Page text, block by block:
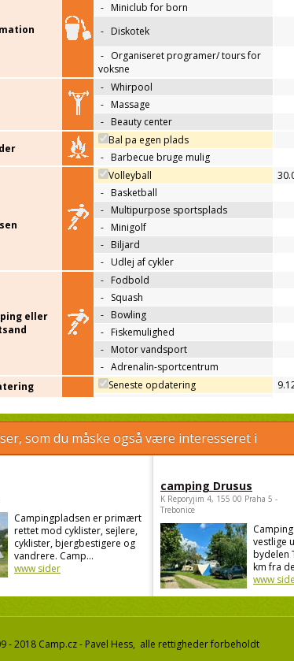
- Miniclub for born
- Diskotek
- Organiseret programer/ tours for
voksne
- Whirpool
- Massage
- Beauty center
Bal pa egen plads
- Barbecue bruge mulig
Volleyball
- Basketball
- Multipurpose sportsplads
- Minigolf
- Biljard
- Udlej af cykler
eller
- Fodbold
- Squash
- Bowling
- Fiskemulighed
- Motor vandsport
- Adrenalin-sportcentrum
Seneste opdatering
som du måske også være interesseret i
Campingpladsen er primært
rettet mod cyklister, sejlere,
cyklister, bjergbestigere og
vandrere. Camp...
www sider
camping Drusus
K Reporyjim 4, 155 00 Praha 5 -
Trebonice
vestlige
bydelen
km fra
www
- 2018 Camp.cz - Pavel Hess, alle rettigheder forbeholdt